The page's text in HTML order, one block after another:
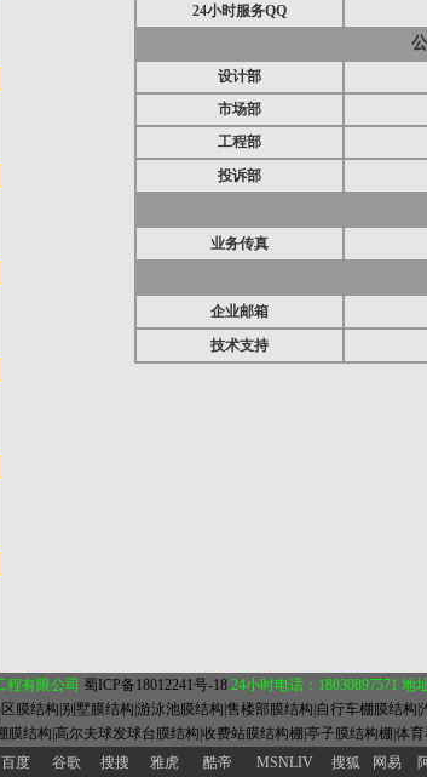
24小时服务QQ
设计部
市场部
工程部
投诉部
业务传真
企业邮箱
技术支持
程有限公司 蜀ICP备18012241号-1824小时电话：18030897571 地
膜结构|别墅膜结构|游泳池膜结构|售楼部膜结构|自行车棚膜结
膜结构|高尔夫球发球台膜结构|收费站膜结构棚|亭子膜结构棚|体
百度 谷歌 搜搜 雅虎 酷帝 MSNLIV 搜狐 网易